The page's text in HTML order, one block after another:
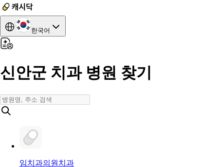
한국어
신안군 치과 병원 찾기
임치과의원 치과